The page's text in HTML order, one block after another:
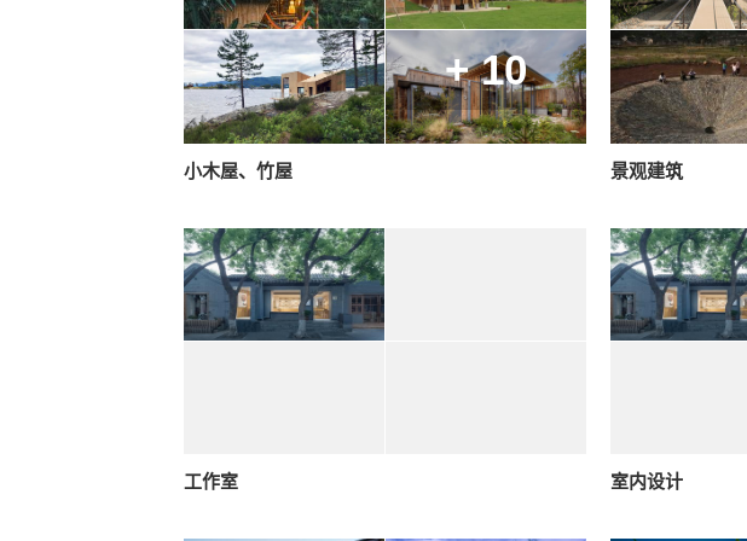
+ 10
小木屋、竹屋 景观建筑
工作室 室内设计